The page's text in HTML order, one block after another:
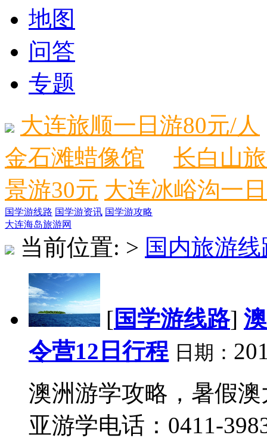
地图
问答
专题
大连旅顺一日游80元/人
金石滩蜡像馆
长白山
景游30元 大连冰峪沟一
国学游线路 国学游资讯 国学游攻略
大连海岛旅游网
当前位置: > 国内旅游线
[国学游线路]
令营12日行程 日期：
澳洲游学攻略，暑假
亚游学电话：0411-